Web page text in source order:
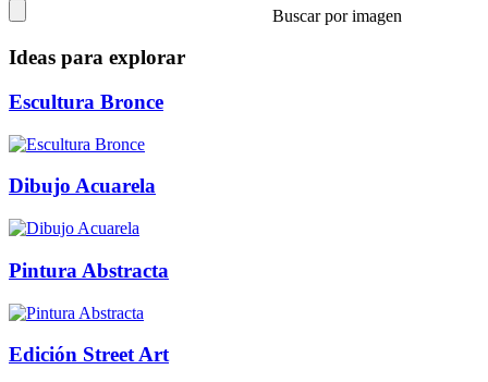
Buscar por imagen
Ideas para explorar
Escultura Bronce
Dibujo Acuarela
Pintura Abstracta
Edición Street Art